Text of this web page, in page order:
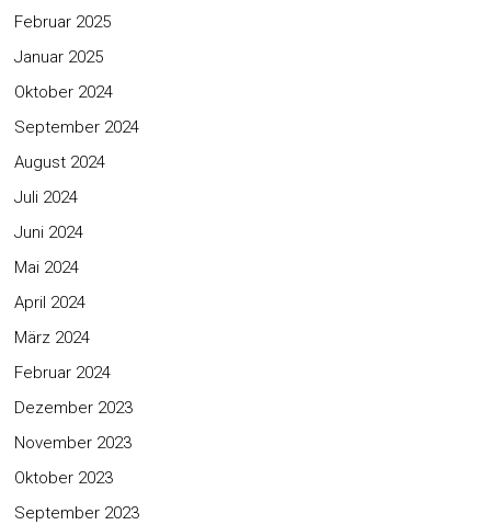
Februar 2025
Januar 2025
Oktober 2024
September 2024
August 2024
Juli 2024
Juni 2024
Mai 2024
April 2024
März 2024
Februar 2024
Dezember 2023
November 2023
Oktober 2023
September 2023